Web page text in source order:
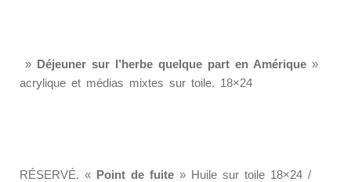
» Déjeuner sur l’herbe quelque part en Amérique »
acrylique et médias mixtes sur toile. 18×24
RÉSERVÉ. « Point de fuite » Huile sur toile 18×24 /